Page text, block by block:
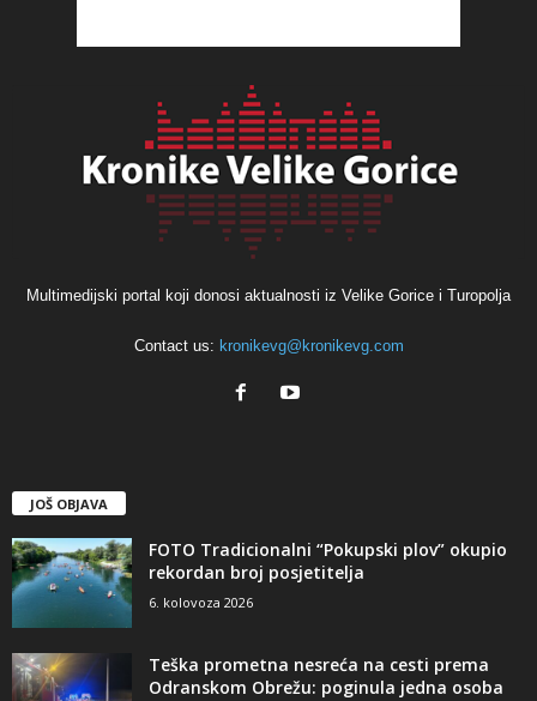
Multimedijski portal koji donosi aktualnosti iz Velike Gorice i Turopolja
Contact us: kronikevg@kronikevg.com
JOŠ OBJAVA
FOTO Tradicionalni “Pokupski plov” okupio
rekordan broj posjetitelja
6. kolovoza 2026
Teška prometna nesreća na cesti prema
Odranskom Obrežu: poginula jedna osoba